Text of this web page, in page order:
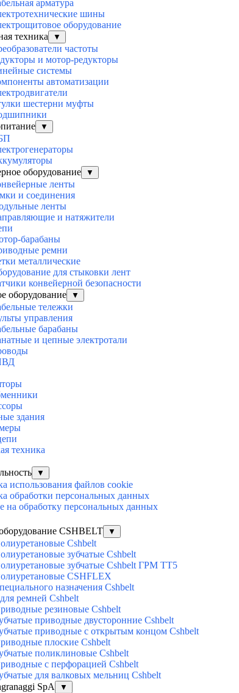
арматура
шины
оборудование
техника
▼
частоты
и мотор-редукторы
системы
автоматизации
шестерни муфты
▼
оборудование
▼
ленты
и соединения
ленты
и натяжители
барабаны
ремни
металлические
для стыковки лент
конвейерной безопасности
оборудование
▼
тележки
управления
барабаны
и цепные электротали
здания
техника
▼
использования файлов cookie
обработки персональных данных
на обработку персональных данных
CSHBELT ▼
Cshbelt
зубчатые Cshbelt
зубчатые Cshbelt ГРМ ТТ5
CSHFLEX
назначения Cshbelt
ремней Cshbelt
резиновые Cshbelt
приводные двусторонние Cshbelt
приводные с открытым концом Cshbelt
плоские Cshbelt
поликлиновые Cshbelt
с перфорацией Cshbelt
для валковых мельниц Cshbelt
SpA
▼